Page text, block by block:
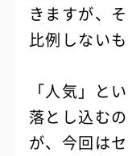
きますが、
比例しないも
「人気」と
落とし込む
が、今回は